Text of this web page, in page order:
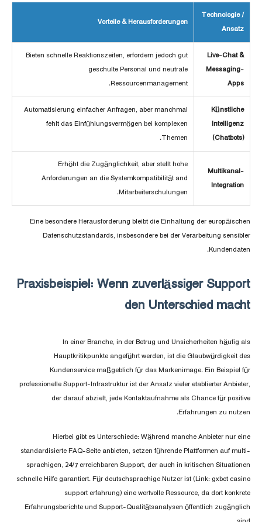
Technologie /
Ansatz
Vorteile & Herausforderungen
Live-Chat &
Messaging-
Apps
Bieten schnelle Reaktionszeiten, erfordern jedoch gut
geschulte Personal und neutrale
Ressourcenmanagement.
Künstliche
Intelligenz
(Chatbots)
Automatisierung einfacher Anfragen, aber manchmal
fehlt das Einfühlungsvermögen bei komplexen
Themen.
Multikanal-
Integration
Erhöht die Zugänglichkeit, aber stellt hohe
Anforderungen an die Systemkompatibilität and
Mitarbeiterschulungen.
Eine besondere Herausforderung bleibt die Einhaltung der europäischen
Datenschutzstandards, insbesondere bei der Verarbeitung sensibler
Kundendaten.
Praxisbeispiel: Wenn zuverlässiger Support
den Unterschied macht
In einer Branche, in der Betrug und Unsicherheiten häufig als
Hauptkritikpunkte angeführt werden, ist die Glaubwürdigkeit des
Kundenservice maßgeblich für das Markenimage. Ein Beispiel für
professionelle Support-Infrastruktur ist der Ansatz vieler etablierter Anbieter,
der darauf abzielt, jede Kontaktaufnahme als Chance für positive
Erfahrungen zu nutzen.
Hierbei gibt es Unterschiede: Während manche Anbieter nur eine
standardisierte FAQ-Seite anbieten, setzen führende Plattformen auf multi-
sprachigen, 24/7 erreichbaren Support, der auch in kritischen Situationen
schnelle Hilfe garantiert. Für deutschsprachige Nutzer ist (Link: gxbet casino
support erfahrung) eine wertvolle Ressource, da dort konkrete
Erfahrungsberichte und Support-Qualitätsanalysen öffentlich zugänglich